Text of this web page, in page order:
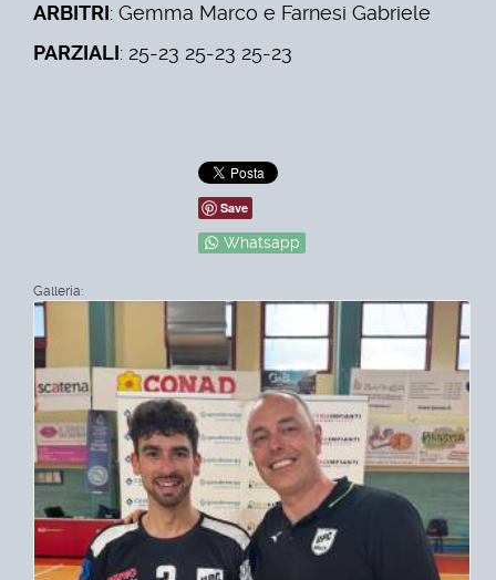
ARBITRI: Gemma Marco e Farnesi Gabriele
PARZIALI: 25-23 25-23 25-23
Save
Whatsapp
Galleria: